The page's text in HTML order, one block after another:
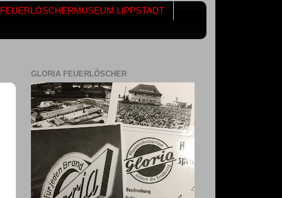
FEUERLÖSCHERMUSEUM LIPPSTADT
GLORIA FEUERLÖSCHER